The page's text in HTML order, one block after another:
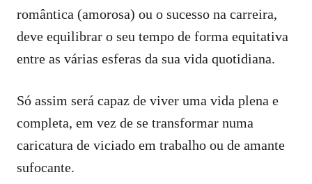
romântica (amorosa) ou o sucesso na carreira,
deve equilibrar o seu tempo de forma equitativa
entre as várias esferas da sua vida quotidiana.
Só assim será capaz de viver uma vida plena e
completa, em vez de se transformar numa
caricatura de viciado em trabalho ou de amante
sufocante.